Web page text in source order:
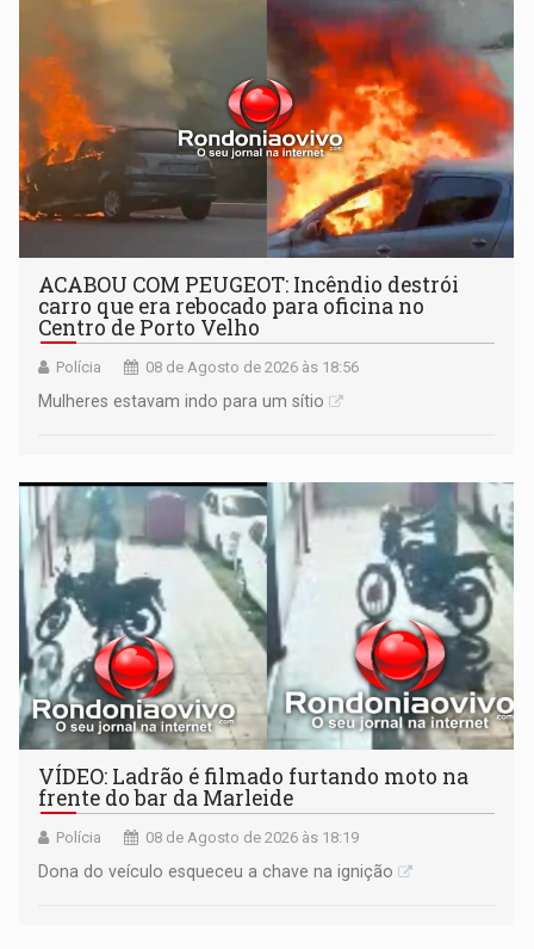
ACABOU COM PEUGEOT: Incêndio destrói
carro que era rebocado para oficina no
Centro de Porto Velho
Polícia 08 de Agosto de 2026 às 18:56
Mulheres estavam indo para um sítio
VÍDEO: Ladrão é filmado furtando moto na
frente do bar da Marleide
Polícia 08 de Agosto de 2026 às 18:19
Dona do veículo esqueceu a chave na ignição